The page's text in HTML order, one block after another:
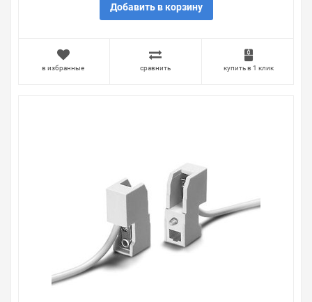
Добавить в корзину
в избранные сравнить купить в 1 клик